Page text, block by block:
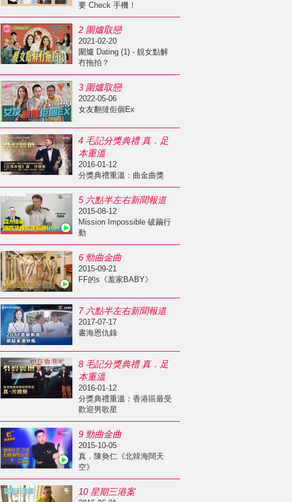
要 Check 手機！
2 圍爐取戀
2021-02-20
圍爐 Dating (1) - 靚女點解
冇拖拍？
3 圍爐取戀
2022-05-06
女友翻撻佢個Ex
4 毛記分獎典禮 真．足
本重溫
2016-01-12
分獎典禮重溫：曲金曲獎
5 六點半左右新聞報道
2015-08-12
Mission Impossible 破繭行
動
6 勁曲金曲
2015-09-21
FF的s《羞家BABY》
7 六點半左右新聞報道
2017-07-17
書海恩仇錄
8 毛記分獎典禮 真．足
本重溫
2016-01-12
分獎典禮重溫：香港區最受
歡迎男歌星
9 勁曲金曲
2015-10-05
真．陳奐仁《北韓海闊天
空》
10 星期三港案